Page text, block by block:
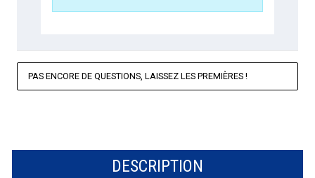
PAS ENCORE DE QUESTIONS, LAISSEZ LES PREMIÈRES !
DESCRIPTION